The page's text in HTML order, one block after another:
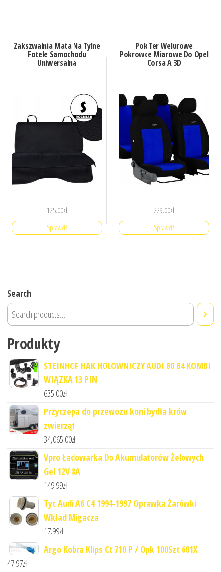
Zakszwalnia Mata Na Tylne
Fotele Samochodu
Uniwersalna
125.00zł
Sprawdź
Pok Ter Welurowe
Pokrowce Miarowe Do Opel
Corsa A 3D
229.00zł
Sprawdź
Search
Produkty
STEINHOF HAK HOLOWNICZY AUDI 80 B4 KOMBI
WIĄZKA 13 PIN
635.00zł
Przyczepa do przewozu koni bydła krów
zwierząt
34,065.00zł
Vpro Ładowarka Do Akumulatorów Żelowych
Gel 12V 8A
149.99zł
Tyc Audi A6 C4 1994-1997 Oprawka Żarówki
Wkład Migacza
17.99zł
Argo Kobra Klips Ct 710 P / Opk 100Szt 601X
47.97zł